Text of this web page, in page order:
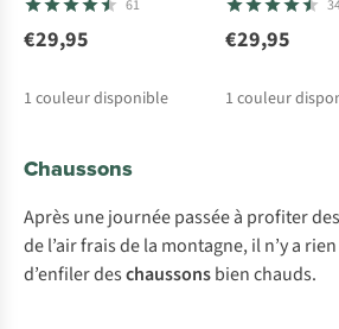
61
€29,95
1 couleur disponible
€29,95
1 couleur
Chaussons
Après une journée passée à profiter
de l’air frais de la montagne, il n’y a
d’enfiler deschaussonsbien chauds.